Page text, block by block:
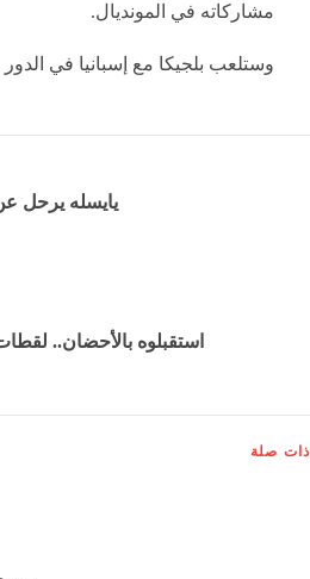
مشاركاته في المونديال.
وستلعب بلجيكا مع إسبانيا في الدور ربع
يايسله يرحل
استقبلوه بالأحضان..
ذات صلة